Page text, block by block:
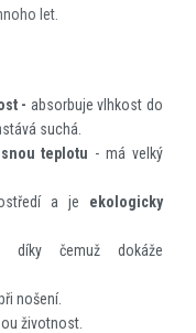
let.
- absorbuje vlhkost do
suchá.
teplotu - má velký
a je ekologicky
díky čemuž dokáže
nošení.
životnost.